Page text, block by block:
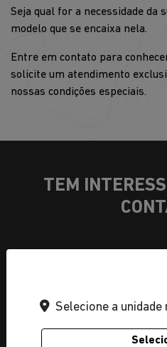
Seja qual for a necessidade da
modelo que se encaixa nela.
Entre em contato para
solicite um atendimento
nossas condições especiais.
TEM
Selecione a